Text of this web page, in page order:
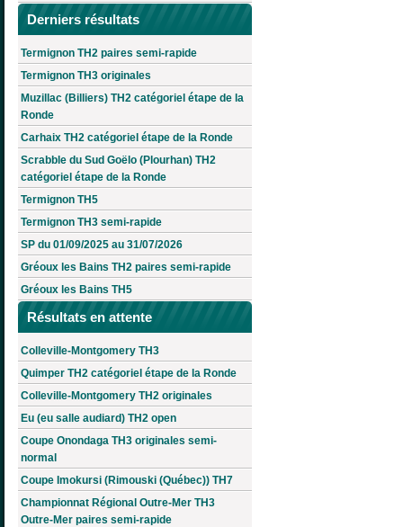
Derniers résultats
Termignon TH2 paires semi-rapide
Termignon TH3 originales
Muzillac (Billiers) TH2 catégoriel étape de la
Ronde
Carhaix TH2 catégoriel étape de la Ronde
Scrabble du Sud Goëlo (Plourhan) TH2
catégoriel étape de la Ronde
Termignon TH5
Termignon TH3 semi-rapide
SP du 01/09/2025 au 31/07/2026
Gréoux les Bains TH2 paires semi-rapide
Gréoux les Bains TH5
Résultats en attente
Colleville-Montgomery TH3
Quimper TH2 catégoriel étape de la Ronde
Colleville-Montgomery TH2 originales
Eu (eu salle audiard) TH2 open
Coupe Onondaga TH3 originales semi-
normal
Coupe Imokursi (Rimouski (Québec)) TH7
Championnat Régional Outre-Mer TH3
Outre-Mer paires semi-rapide